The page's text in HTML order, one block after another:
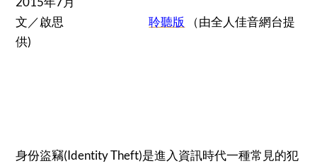
文／啟思
聆聽版
（由全人佳音網台提
供)
身份盜竊(Identity Theft)是進入資訊時代一種常見的犯